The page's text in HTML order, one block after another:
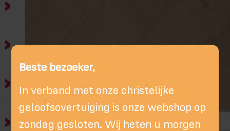
Beste bezoeker,
In verband met onze christelijke
geloofsovertuiging is onze webshop op
zondag gesloten. Wij heten u morgen